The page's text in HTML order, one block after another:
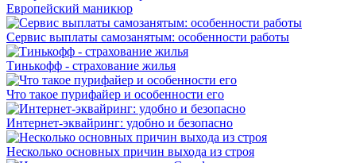
Европейский маникюр
Сервис выплаты самозанятым: особенности работы
Тинькофф - страхование жилья
Что такое пурифайер и особенности его
Интернет-эквайринг: удобно и безопасно
Несколько основных причин выхода из строя